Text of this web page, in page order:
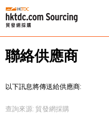
聯絡供應商
以下訊息將傳送給供應商:
查詢來源: 貿發網採購